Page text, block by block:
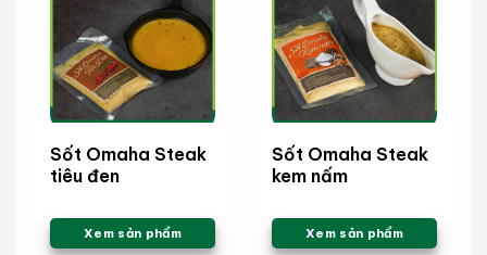
Sốt Omaha Steak
tiêu đen
Xem sản phẩm
Sốt Omaha Steak
kem nấm
Xem sản phẩm